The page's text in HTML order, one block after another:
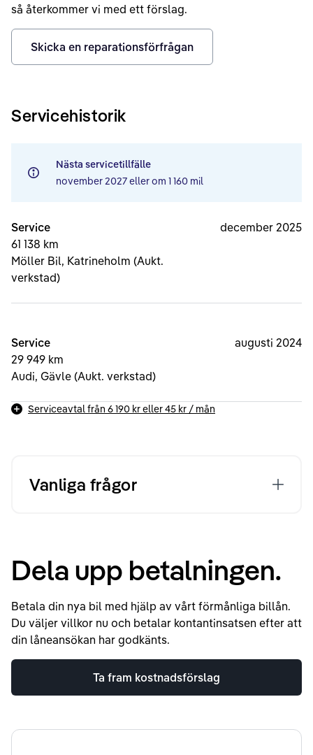
så återkommer vi med ett förslag.
Skicka en reparationsförfrågan
Servicehistorik
Nästa servicetillfälle
november 2027eller om 1 160 mil
Service
61 138 km
Möller Bil, Katrineholm (Aukt.
verkstad)
december 2025
Service
29 949 km
Audi, Gävle (Aukt. verkstad)
augusti 2024
Serviceavtal från 6 190 kreller45 kr / mån
Vanliga frågor
Dela upp betalningen.
Betala din nya bil med hjälp av vårt förmånliga billån.
Du väljer villkor nu och betalar kontantinsatsen efter att
din låneansökan har godkänts.
Ta fram kostnadsförslag